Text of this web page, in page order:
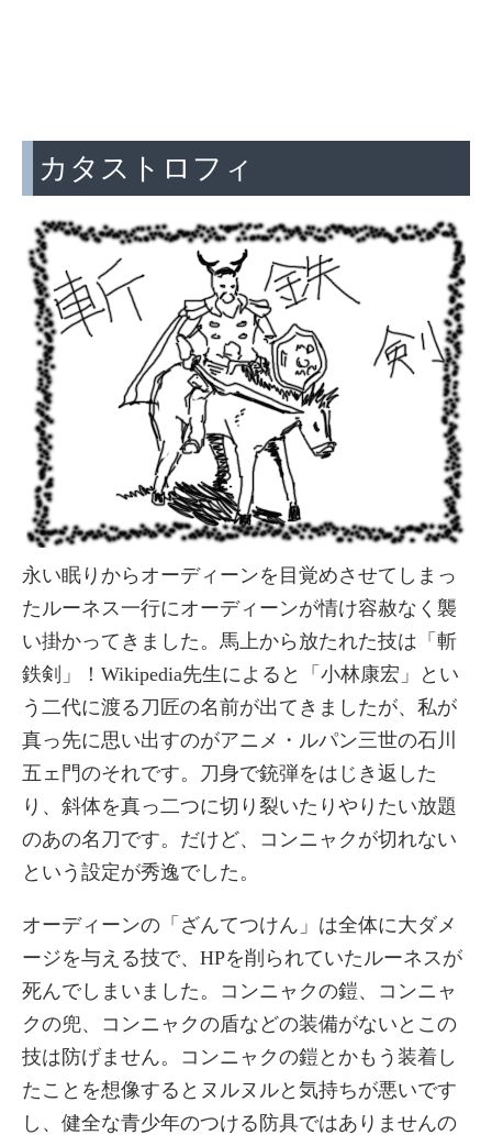
カタストロフィ
永い眠りからオーディーンを目覚めさせてしまっ
たルーネス一行にオーディーンが情け容赦なく襲
い掛かってきました。馬上から放たれた技は「斬
鉄剣」！Wikipedia先生によると「小林康宏」とい
う二代に渡る刀匠の名前が出てきましたが、私が
真っ先に思い出すのがアニメ・ルパン三世の石川
五ェ門のそれです。刀身で銃弾をはじき返した
り、斜体を真っ二つに切り裂いたりやりたい放題
のあの名刀です。だけど、コンニャクが切れない
という設定が秀逸でした。
オーディーンの「ざんてつけん」は全体に大ダメ
ージを与える技で、HPを削られていたルーネスが
死んでしまいました。コンニャクの鎧、コンニャ
クの兜、コンニャクの盾などの装備がないとこの
技は防げません。コンニャクの鎧とかもう装着し
たことを想像するとヌルヌルと気持ちが悪いです
し、健全な青少年のつける防具ではありませんの